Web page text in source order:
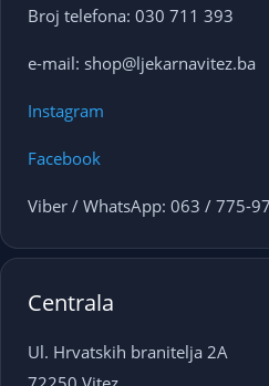
Broj telefona: 030 711 393
e-mail: shop@ljekarnavitez.ba
Instagram
Facebook
Viber / WhatsApp: 063 / 775-
Centrala
Ul. Hrvatskih branitelja 2A